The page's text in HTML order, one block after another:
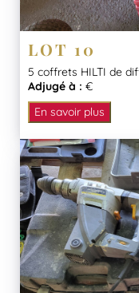
LOT 10
5 coffrets HILTI de
Adjugé à : €
En savoir plus